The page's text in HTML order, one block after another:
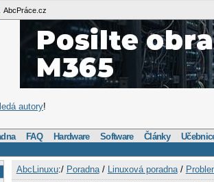
AbcPráce.cz
autory!
FAQ Hardware Software Články
AbcLinuxu:/ Poradna/ Linuxová poradna/